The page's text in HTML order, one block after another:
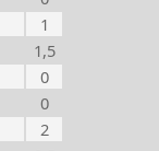
1
1,5
0
0
2